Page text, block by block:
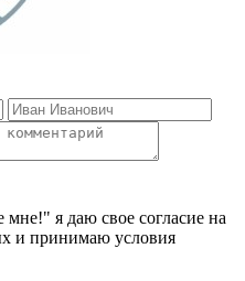
я даю свое согласие на
и принимаю условия